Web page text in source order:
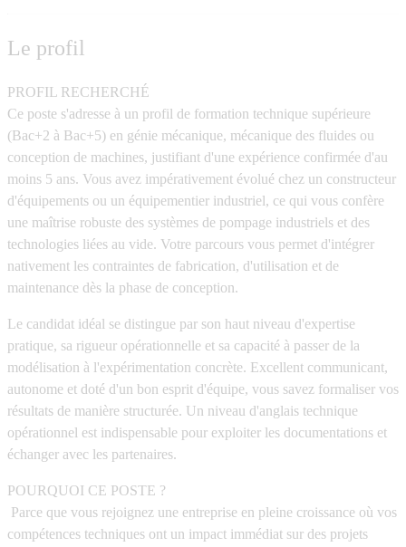
Le profil
PROFIL RECHERCHÉ
Ce poste s'adresse à un profil de formation technique supérieure
(Bac+2 à Bac+5) en génie mécanique, mécanique des fluides ou
conception de machines, justifiant d'une expérience confirmée d'au
moins 5 ans. Vous avez impérativement évolué chez un constructeur
d'équipements ou un équipementier industriel, ce qui vous confère
une maîtrise robuste des systèmes de pompage industriels et des
technologies liées au vide. Votre parcours vous permet d'intégrer
nativement les contraintes de fabrication, d'utilisation et de
maintenance dès la phase de conception.
Le candidat idéal se distingue par son haut niveau d'expertise
pratique, sa rigueur opérationnelle et sa capacité à passer de la
modélisation à l'expérimentation concrète. Excellent communicant,
autonome et doté d'un bon esprit d'équipe, vous savez formaliser vos
résultats de manière structurée. Un niveau d'anglais technique
opérationnel est indispensable pour exploiter les documentations et
échanger avec les partenaires.
POURQUOI CE POSTE ?
Parce que vous rejoignez une entreprise en pleine croissance où vos
compétences techniques ont un impact immédiat sur des projets